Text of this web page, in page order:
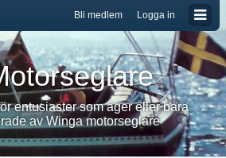
Logga in
Bli medlem
entusiaster som äger eller bara
av Winga motorseglare